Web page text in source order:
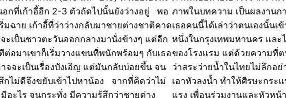
กที่เก้าอี้อีก 2-3 ตัวถัดไปนั้นยังว่างอยู่ พอ
มฉาย เก้าอี้ที่ว่าว่างกลับมาชายต่างชาติคาด
ะเป็นชาวตะวันออกกลางมานั่งข้างๆ แต่อีก
ต่อมาเขาก็เริ่มวางแขนที่พนักพร้อมๆ กับเธอ
จจะเป็นเรื่องบังเอิญ แต่มันกลับบ่อยขึ้น จน
กไม่ดีจึงขยับเข้าไปหาน้อง จากที่คิดว่าไม่
อะไร จนกระทั่ง มีความรู้สึกว่าชายต่าง
ภาพในบทความ เป็นผลงานก
เธอคนนี้ได้เล่าว่าตนเองนั้นเ
หนึ่งในกรุงเทพมหานคร และ
ของโรงแรม แต่ด้วยความที่ต
ว่าสระว่ายน้ำในไทยไม่ลึกอ
เอาหัวลงน้ำ ทำให้ศีรษะกระ
แรง เพื่อนร่วมงานและหัวหน้